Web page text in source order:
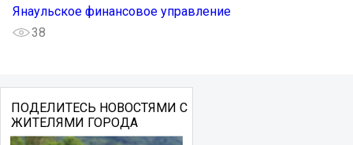
Янаульское финансовое управление
38
ПОДЕЛИТЕСЬ НОВОСТЯМИ С
ЖИТЕЛЯМИ ГОРОДА